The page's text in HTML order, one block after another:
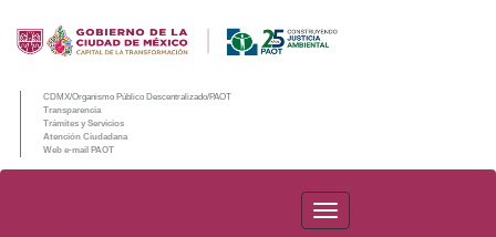
CDMX/Organismo Público Descentralizado/PAOT
Transparencia
Trámites y Servicios
Atención Ciudadana
Web e-mail PAOT
PAOT